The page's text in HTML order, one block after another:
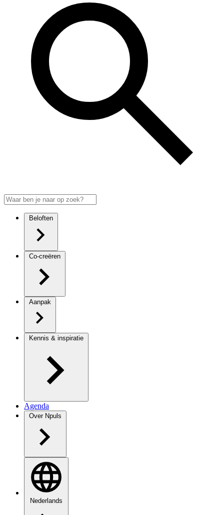
Beloften
Co-creëren
Aanpak
Kennis & inspiratie
Agenda
Over Npuls
Nederlands